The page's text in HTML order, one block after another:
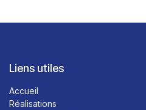
Liens utiles
Accueil
Réalisations